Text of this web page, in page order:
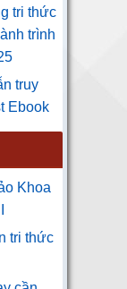
tri thức
trình
truy
Ebook
Khoa
tri thức